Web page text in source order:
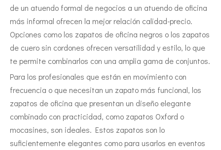
de un atuendo formal de negocios a un atuendo de oficina
más informal ofrecen la mejor relación calidad-precio.
Opciones como los zapatos de oficina negros o los zapatos
de cuero sin cordones ofrecen versatilidad y estilo, lo que
te permite combinarlos con una amplia gama de conjuntos.
Para los profesionales que están en movimiento con
frecuencia o que necesitan un zapato más funcional, los
zapatos de oficina que presentan un diseño elegante
combinado con practicidad, como zapatos Oxford o
mocasines, son ideales. Estos zapatos son lo
suficientemente elegantes como para usarlos en eventos